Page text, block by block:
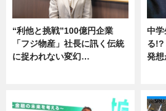
“利他と挑戦”100億円企業
「フジ物産」社長に訊く伝統
に捉われない変幻…
中学
る!?
発